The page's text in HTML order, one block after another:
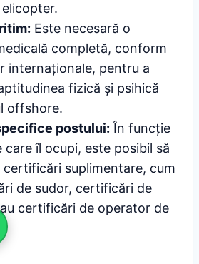
Este necesară o
completă, conform
internaționale, pentru a
fizică și psihică
offshore.
postului: În funcție
care îl ocupi, este posibil să
certificări suplimentare, cum
de sudor, certificări de
certificări de operator de